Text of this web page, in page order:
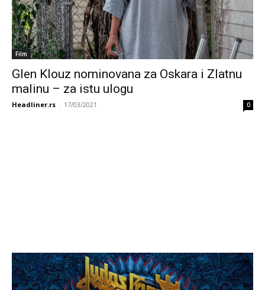
Film
Glen Klouz nominovana za Oskara i Zlatnu
malinu – za istu ulogu
Headliner.rs - 17/03/2021 0